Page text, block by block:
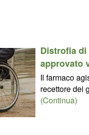
Distrofia di
approvato
Il farmaco
recettore dei
(Continua)